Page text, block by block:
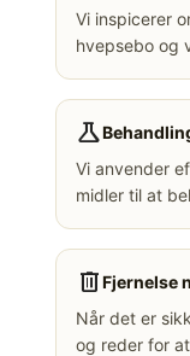
Vi inspicerer
hvepsebo og
science
Vi anvender
midler til at
deleteFjernelse
Når det er
og reder for